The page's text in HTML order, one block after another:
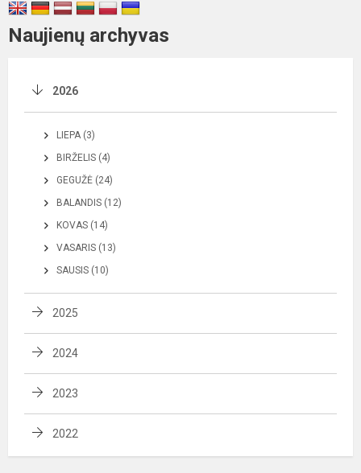
Naujienų archyvas
2026
LIEPA (3)
BIRŽELIS (4)
GEGUŽĖ (24)
BALANDIS (12)
KOVAS (14)
VASARIS (13)
SAUSIS (10)
2025
2024
2023
2022